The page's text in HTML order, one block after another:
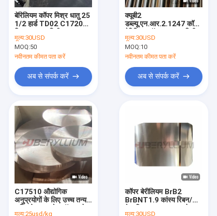
बेरिलियम कॉपर मिश्र धातु 25
1/2 हार्ड TD02 C17200
मूल्य:30USD
MOQ:50
नवीनतम कीमत पता करें
अब से संपर्क करें
क्यूबी2
डब्ल्यू.एन.आर.2.1247 कॉपर
16 मिमी 20 मिमी
मूल्य:30USD
MOQ:10
नवीनतम कीमत पता करें
अब से संपर्क करें
C17510 औद्योगिक
अनुप्रयोगों के लिए उच्च तन्यता
मूल्य:25usd/kg
कॉपर बेरीलियम BrB2
BrBNT1.9 कांस्य रिबन/
मूल्य:30USD